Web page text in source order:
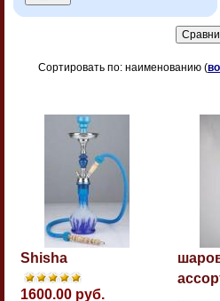
Сортировать по: наименованию (
Shisha
1600.00 руб.